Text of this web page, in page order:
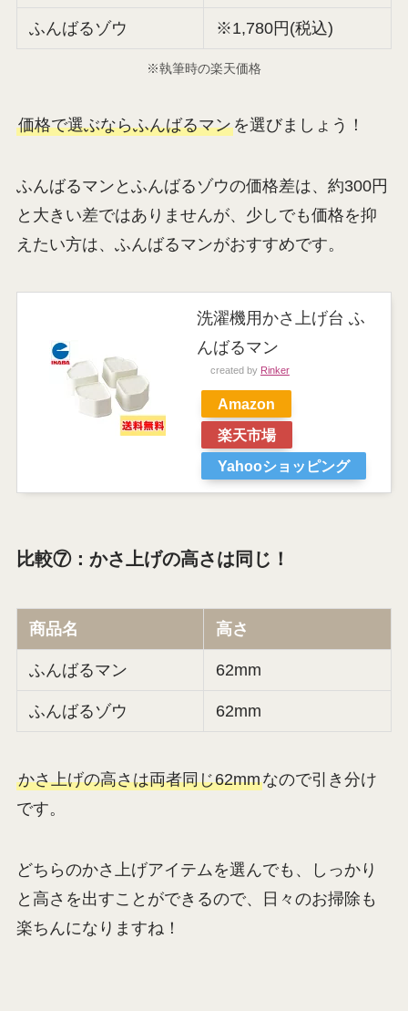
ふんばるゾウ ※1,780円(税込)
※執筆時の楽天価格
価格で選ぶならふんばるマンを選びましょう！
ふんばるマンとふんばるゾウの価格差は、約300円
と大きい差ではありませんが、少しでも価格を抑
えたい方は、ふんばるマンがおすすめです。
洗濯機用かさ上げ台 ふ
んばるマン
created by Rinker
Amazon
楽天市場
Yahooショッピング
比較⑦：かさ上げの高さは同じ！
商品名 高さ
ふんばるマン 62mm
ふんばるゾウ 62mm
かさ上げの高さは両者同じ62mmなので引き分け
です。
どちらのかさ上げアイテムを選んでも、しっかり
と高さを出すことができるので、日々のお掃除も
楽ちんになりますね！